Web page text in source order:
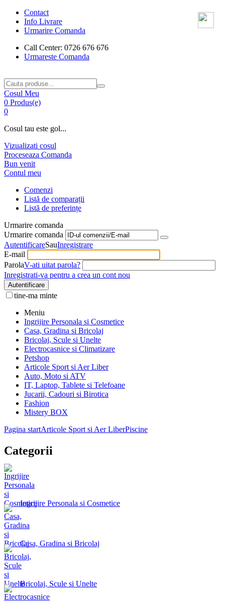
Contact
Info Livrare
Urmarire Comanda
Call Center: 0726 676 676
Urmareste Comanda
Cosul Meu
0 Produs(e)
0
Cosul tau este gol...
Vizualizati cosul
Proceseaza Comanda
Bun venit
Contul meu
Comenzi
Listă de comparații
Listă de preferințe
Urmarire comanda
Urmarire comanda
AutentificareSauInregistrare
E-mail
ParolaV-ati uitat parola?
Inregistrati-va pentru a crea un cont nou
Autentificare
tine-ma minte
Meniu
Ingrijire Personala si Cosmetice
Casa, Gradina si Bricolaj
Bricolaj, Scule si Unelte
Electrocasnice si Climatizare
Petshop
Articole Sport si Aer Liber
Auto, Moto si ATV
IT, Laptop, Tablete si Telefoane
Jucarii, Cadouri si Birotica
Fashion
Mistery BOX
Pagina startArticole Sport si Aer LiberPiscine
Categorii
Ingrijire Personala si Cosmetice
Casa, Gradina si Bricolaj
Bricolaj, Scule si Unelte